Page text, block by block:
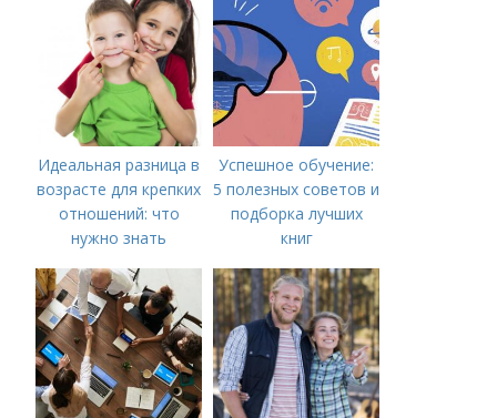
Идеальная разница в
возрасте для крепких
отношений: что
нужно знать
Успешное обучение:
5 полезных советов и
подборка лучших
книг